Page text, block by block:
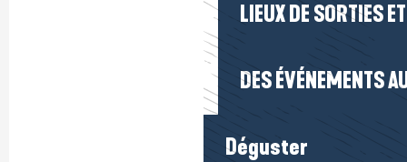
LIEUX DE SORTIES
DES ÉVÉNEMENTS
Déguster